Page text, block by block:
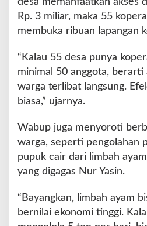
s
a
Rp. 3 miliar, maka 55
membuka ribuan lapangan
“Kalau 55 desa punya
minimal 50 anggota, berarti
warga terlibat langsung.
biasa,” ujarnya.
Wabup juga menyoroti
warga, seperti pengolahan
pupuk cair dari limbah
yang digagas Nur Yasin.
“Bayangkan, limbah ayam
bernilai ekonomi tinggi.